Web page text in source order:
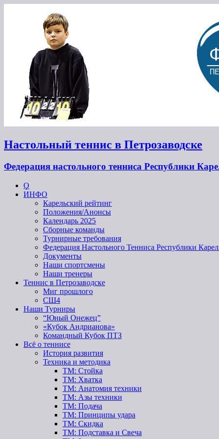
Настольный теннис в Петрозаводске
Федерация настольного тенниса Республики
Ϙ
ИНФО
Карельский рейтинг
Положения/Анонсы
Календарь 2025
Сборные команды
Турнирные требования
Федерация Настольного Тенниса Республики
Документы
Наши спортсмены
Наши тренеры
Теннис в Петрозаводске
Миг прошлого
СШ4
Наши Турниры
“Юный Онежец”
«Кубок Андрианова»
Командный Кубок ПТЗ
Всё о теннисе
История развития
Техника и методика
ТМ: Стойка
ТМ: Хватка
ТМ: Анатомия техники
ТМ: Азы техники
ТМ: Подача
ТМ: Принципы удара
ТМ: Скидка
ТМ: Подставка и Свеча